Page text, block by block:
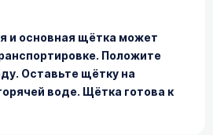
и основная щётка может
Положите
Оставьте щётку на
воде. Щётка готова к